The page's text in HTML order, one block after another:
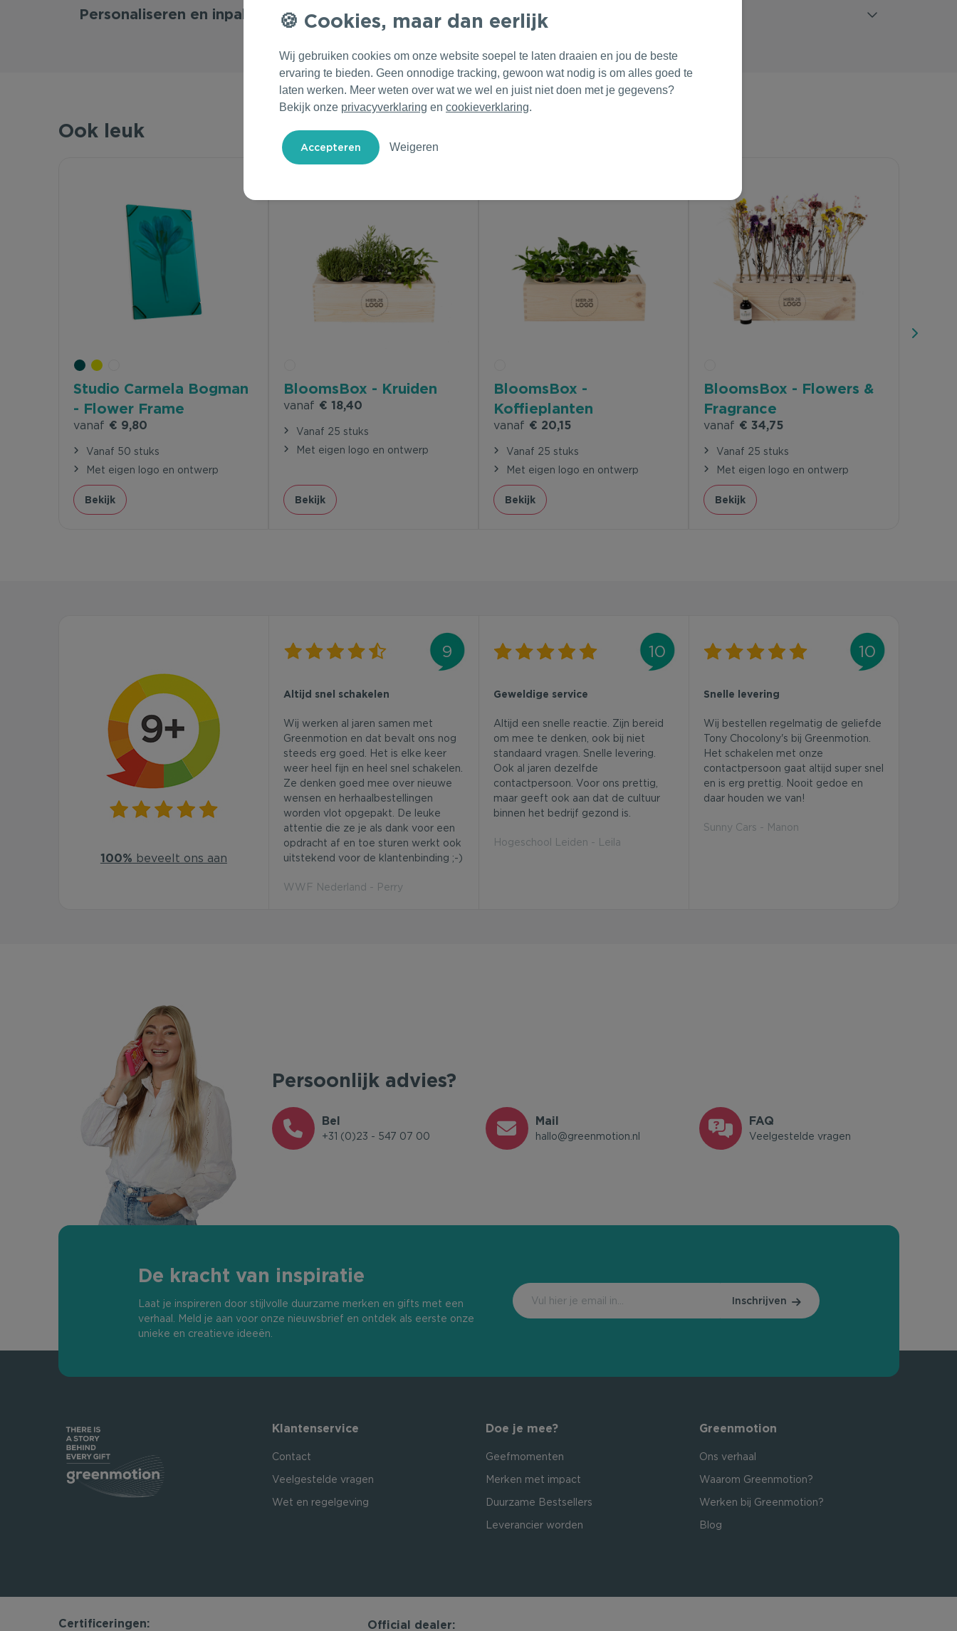
Personaliseren en inpakken
Ook leuk
Studio Carmela Bogman
- Flower Frame
vanaf € 9,80
Vanaf 50 stuks
Met eigen logo en ontwerp
Bekijk
BloomsBox - Kruiden
vanaf € 18,40
Vanaf 25 stuks
Met eigen logo en ontwerp
Bekijk
BloomsBox -
Koffieplanten
vanaf € 20,15
Vanaf 25 stuks
Met eigen logo en ontwerp
Bekijk
BloomsBox - Flowers &
Fragrance
vanaf € 34,75
Vanaf 25 stuks
Met eigen logo en ontwerp
Bekijk
100% beveelt ons aan
9
Altijd snel schakelen
Wij werken al jaren samen met
Greenmotion en dat bevalt ons nog
steeds erg goed. Het is elke keer
weer heel fijn en heel snel schakelen.
Ze denken goed mee over nieuwe
wensen en herhaalbestellingen
worden vlot opgepakt. De leuke
attentie die ze je als dank voor een
opdracht af en toe sturen werkt ook
uitstekend voor de klantenbinding ;-)
WWF Nederland - Perry
10
Geweldige service
Altijd een snelle reactie. Zijn bereid
om mee te denken, ook bij niet
standaard vragen. Snelle levering.
Ook al jaren dezelfde
contactpersoon. Voor ons prettig,
maar geeft ook aan dat de cultuur
binnen het bedrijf gezond is.
Hogeschool Leiden - Leila
10
Snelle levering
Wij bestellen regelmatig de geliefde
Tony Chocolony's bij Greenmotion.
Het schakelen met onze
contactpersoon gaat altijd super snel
en is erg prettig. Nooit gedoe en
daar houden we van!
Sunny Cars - Manon
Persoonlijk advies?
Bel
+31 (0)23 - 547 07 00
Mail
hallo@greenmotion.nl
FAQ
Veelgestelde vragen
De kracht van inspiratie
Laat je inspireren door stijlvolle duurzame merken en gifts met een
verhaal. Meld je aan voor onze nieuwsbrief en ontdek als eerste onze
unieke en creatieve ideeën.
Inschrijven
Klantenservice
Contact
Veelgestelde vragen
Wet en regelgeving
Doe je mee?
Geefmomenten
Merken met impact
Duurzame Bestsellers
Leverancier worden
Greenmotion
Ons verhaal
Waarom Greenmotion?
Werken bij Greenmotion?
Blog
Certificeringen: Official dealer:
Cookies, maar dan eerlijk
Wij gebruiken cookies om onze website soepel te laten draaien en jou de beste
ervaring te bieden. Geen onnodige tracking, gewoon wat nodig is om alles goed te
laten werken. Meer weten over wat we wel en juist niet doen met je gegevens?
Bekijk onze privacyverklaring en cookieverklaring.
Weigeren